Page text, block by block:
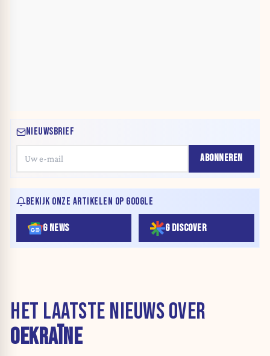
NIEUWSBRIEF
ABONNEREN
BEKIJK ONZE ARTIKELEN OP GOOGLE
G NEWS G DISCOVER
HET LAATSTE NIEUWS OVER
OEKRAÏNE